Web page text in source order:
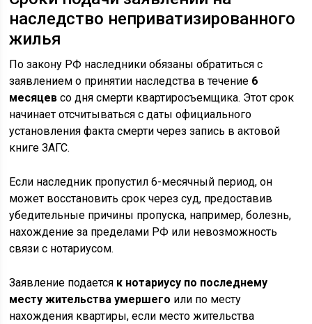
наследство неприватизированного
жилья
По закону РФ наследники обязаны обратиться с
заявлением о принятии наследства в течение 6
месяцев со дня смерти квартиросъемщика. Этот срок
начинает отсчитываться с даты официального
установления факта смерти через запись в актовой
книге ЗАГС.
Если наследник пропустил 6-месячный период, он
может восстановить срок через суд, предоставив
убедительные причины пропуска, например, болезнь,
нахождение за пределами РФ или невозможность
связи с нотариусом.
Заявление подается к нотариусу по последнему
месту жительства умершего или по месту
нахождения квартиры, если место жительства